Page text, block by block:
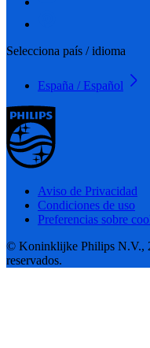
Selecciona país / idioma
España / Español
Aviso de Privacidad
Condiciones de uso
Preferencias sobre
© Koninklijke Philips N.V.,
reservados.